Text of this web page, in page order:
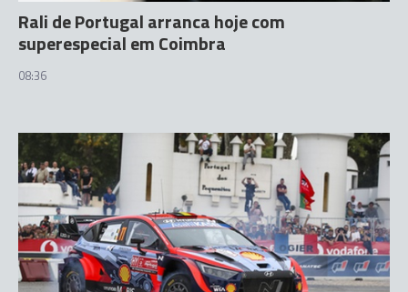
Rali de Portugal arranca hoje com
superespecial em Coimbra
08:36